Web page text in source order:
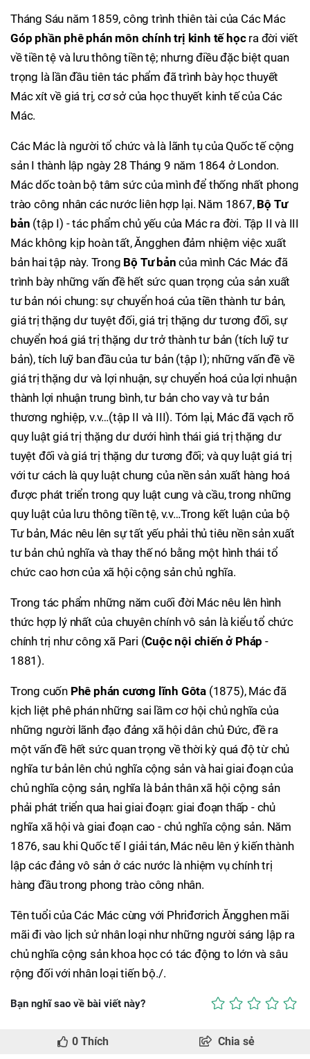
Tháng Sáu năm 1859, công trình thiên tài của Các Mác
Góp phần phê phán môn chính trị kinh tế học ra đời viết
về tiền tệ và lưu thông tiền tệ; nhưng điều đặc biệt quan
trọng là lần đầu tiên tác phẩm đã trình bày học thuyết
Mác xít về giá trị, cơ sở của học thuyết kinh tế của Các
Mác.
Các Mác là người tổ chức và là lãnh tụ của Quốc tế cộng
sản I thành lập ngày 28 Tháng 9 năm 1864 ở London.
Mác dốc toàn bộ tâm sức của mình để thống nhất phong
trào công nhân các nước liên hợp lại. Năm 1867, Bộ Tư
bản (tập I) - tác phẩm chủ yếu của Mác ra đời. Tập II và III
Mác không kịp hoàn tất, Ăngghen đảm nhiệm việc xuất
bản hai tập này. Trong Bộ Tư bản của mình Các Mác đã
trình bày những vấn đề hết sức quan trọng của sản xuất
tư bản nói chung: sự chuyển hoá của tiền thành tư bản,
giá trị thặng dư tuyệt đối, giá trị thặng dư tương đối, sự
chuyển hoá giá trị thặng dư trở thành tư bản (tích luỹ tư
bản), tích luỹ ban đầu của tư bản (tập I); những vấn đề về
giá trị thặng dư và lợi nhuận, sự chuyển hoá của lợi nhuận
thành lợi nhuận trung bình, tư bản cho vay và tư bản
thương nghiệp, v.v…(tập II và III). Tóm lại, Mác đã vạch rõ
quy luật giá trị thặng dư dưới hình thái giá trị thặng dư
tuyệt đối và giá trị thặng dư tương đối; và quy luật giá trị
với tư cách là quy luật chung của nền sản xuất hàng hoá
được phát triển trong quy luật cung và cầu, trong những
quy luật của lưu thông tiền tệ, v.v…Trong kết luận của bộ
Tư bản, Mác nêu lên sự tất yếu phải thủ tiêu nền sản xuất
tư bản chủ nghĩa và thay thế nó bằng một hình thái tổ
chức cao hơn của xã hội cộng sản chủ nghĩa.
Trong tác phẩm những năm cuối đời Mác nêu lên hình
thức hợp lý nhất của chuyên chính vô sản là kiểu tổ chức
chính trị như công xã Pari (Cuộc nội chiến ở Pháp -
1881).
Trong cuốn Phê phán cương lĩnh Gôta (1875), Mác đã
kịch liệt phê phán những sai lầm cơ hội chủ nghĩa của
những người lãnh đạo đảng xã hội dân chủ Đức, đề ra
một vấn đề hết sức quan trọng về thời kỳ quá độ từ chủ
nghĩa tư bản lên chủ nghĩa cộng sản và hai giai đoạn của
chủ nghĩa cộng sản, nghĩa là bản thân xã hội cộng sản
phải phát triển qua hai giai đoạn: giai đoạn thấp - chủ
nghĩa xã hội và giai đoạn cao - chủ nghĩa cộng sản. Năm
1876, sau khi Quốc tế I giải tán, Mác nêu lên ý kiến thành
lập các đảng vô sản ở các nước là nhiệm vụ chính trị
hàng đầu trong phong trào công nhân.
Tên tuổi của Các Mác cùng với Phriđơrich Ăngghen mãi
mãi đi vào lịch sử nhân loại như những người sáng lập ra
chủ nghĩa cộng sản khoa học có tác động to lớn và sâu
rộng đối với nhân loại tiến bộ./.
Bạn nghĩ sao về bài viết này?
0 Thích Chia sẻ